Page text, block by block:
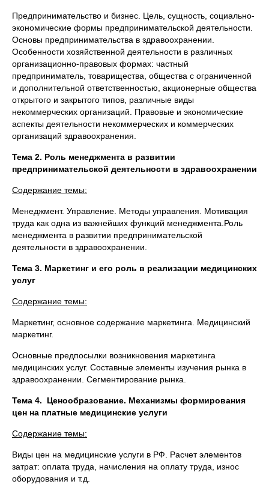
Предпринимательство и бизнес. Цель, сущность, социально-
экономические формы предпринимательской деятельности.
Основы предпринимательства в здравоохранении.
Особенности хозяйственной деятельности в различных
организационно-правовых формах: частный
предприниматель, товарищества, общества с ограниченной
и дополнительной ответственностью, акционерные общества
открытого и закрытого типов, различные виды
некоммерческих организаций. Правовые и экономические
аспекты деятельности некоммерческих и коммерческих
организаций здравоохранения.
Тема 2. Роль менеджмента в развитии
предпринимательской деятельности в здравоохранении
Содержание темы:
Менеджмент. Управление. Методы управления. Мотивация
труда как одна из важнейших функций менеджмента.Роль
менеджмента в развитии предпринимательской
деятельности в здравоохранении.
Тема 3. Маркетинг и его роль в реализации медицинских
услуг
Содержание темы:
Маркетинг, основное содержание маркетинга. Медицинский
маркетинг.
Основные предпосылки возникновения маркетинга
медицинских услуг. Составные элементы изучения рынка в
здравоохранении. Сегментирование рынка.
Тема 4. Ценообразование. Механизмы формирования
цен на платные медицинские услуги
Содержание темы:
Виды цен на медицинские услуги в РФ. Расчет элементов
затрат: оплата труда, начисления на оплату труда, износ
оборудования и т.д.